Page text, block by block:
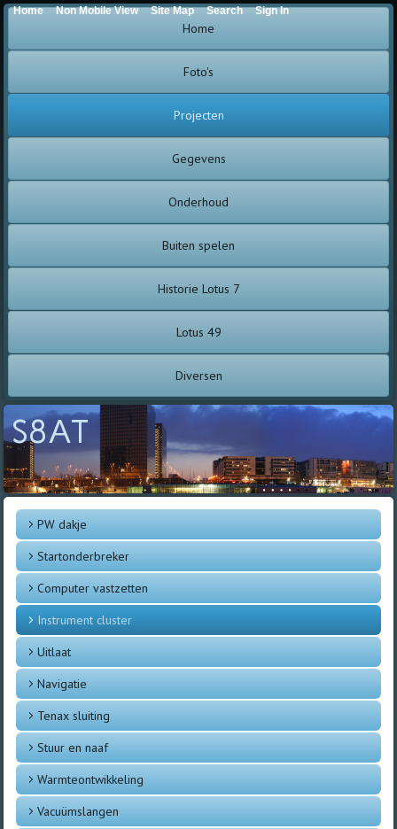
Home
Foto's
Projecten
Gegevens
Onderhoud
Buiten spelen
Historie Lotus 7
Lotus 49
Diversen
S8AT
PW dakje
Startonderbreker
Computer vastzetten
Instrument cluster
Uitlaat
Navigatie
Tenax sluiting
Stuur en naaf
Warmteontwikkeling
Vacuümslangen
Home Non Mobile View Site Map Search Sign In